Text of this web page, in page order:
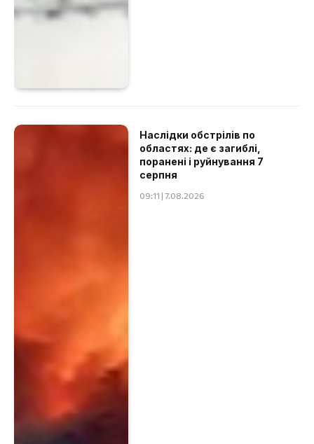
Наслідки обстрілів по
областях: де є загиблі,
поранені і руйнування 7
серпня
09:11 | 7.08.2026